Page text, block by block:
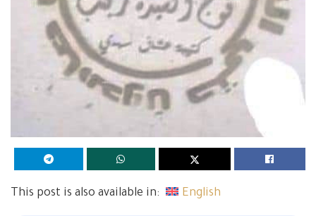
This post is also available in: English